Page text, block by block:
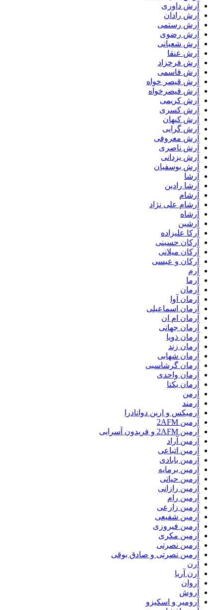
آرش داوری
آرش رادان
آرش رستمى
آرش رضوی
آرش شعبانی
آرش عنقا
آرش فرخزاد
آرش قاسمی
آرش قیصر خواه
آرش قیصرخواه
آرش کریمی
آرش کسری
آرش کیهان
آرش گرایی
آرش معروفی
آرش ناصری
آرش یزدانی
آرش یوسفیان
آرشا
آرشا رادین
آرشام
آرشام علی نژاد
آرشاه
آرشین
آرکا علیزاده
آرکان حسینی
آرکان میلانی
آرکان و عیسی
آرم
آرما
آرمان
آرمان آوا
آرمان اسماعیلی
آرمان ام ان
آرمان جهانی
آرمان ذویا
آرمان زند
آرمان شهابی
آرمان گرشاسبی
آرمان واحدی
آرمان یکتا
آرمن
آرمند
آرمیکس و ارین دوانادرا
آرمین 2AFM
آرمین 2AFM و فریدون آسرایی
آرمین آراد
آرمین اتباعی
آرمین بابادی
آرمین برمایه
آرمین حیاتی
آرمین رازانی
آرمین رام
آرمین زارعی
آرمین شفیعی
آرمین فیروزی
آرمین مکری
آرمین نصرتی
آرمین نصرتی و صادق بوقی
آرن
آرن آریا
آروان
آروش
آرومیر و اسکیزو